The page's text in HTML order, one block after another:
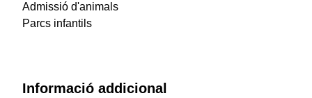
Admissió d'animals
Parcs infantils
Informació addicional